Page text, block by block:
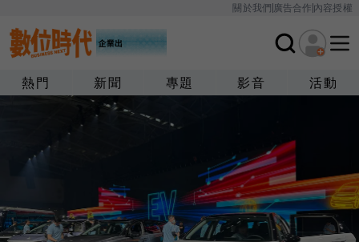
關於我們廣告合作內容授權
熱門 新聞 專題 影音 活動